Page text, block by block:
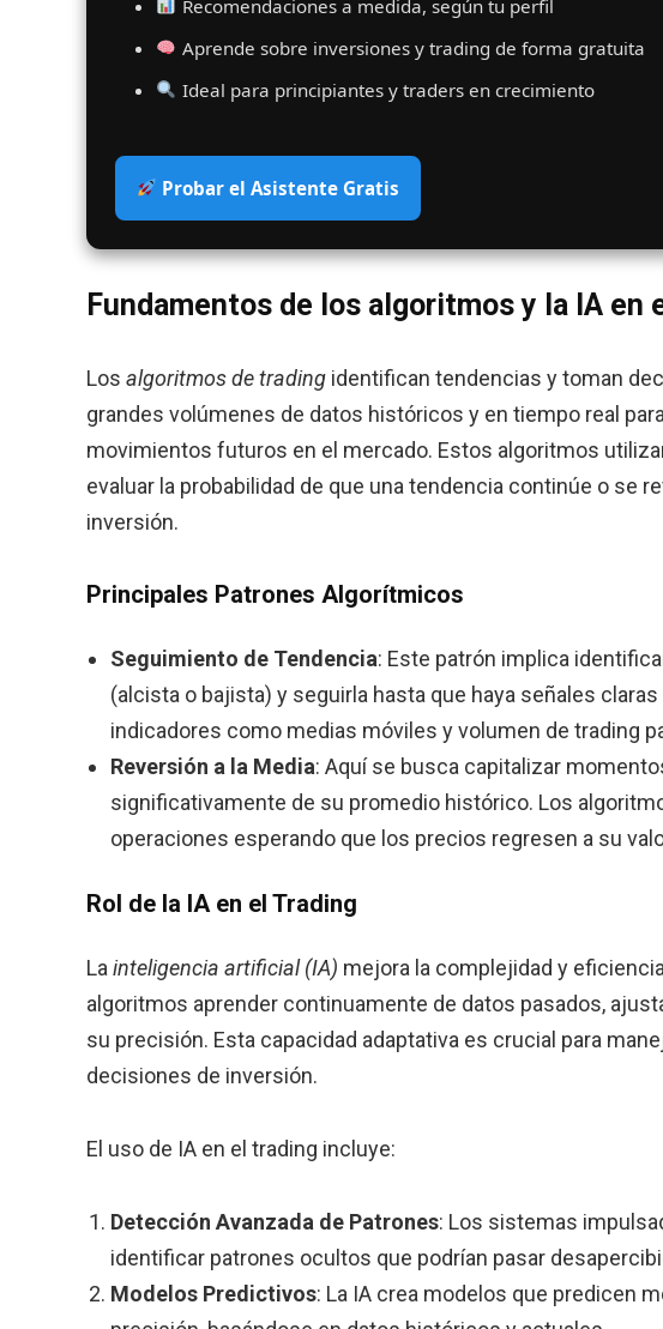
Recomendaciones a medida, según tu perfil
Aprende sobre inversiones y trading de forma gratuita
Ideal para principiantes y traders en crecimiento
Probar el Asistente Gratis
Fundamentos de los algoritmos y la IA en
Los algoritmos de trading identifican tendencias y toman
grandes volúmenes de datos históricos y en tiempo real
movimientos futuros en el mercado. Estos algoritmos
evaluar la probabilidad de que una tendencia continúe o se
inversión.
Principales Patrones Algorítmicos
Seguimiento de Tendencia: Este patrón implica
(alcista o bajista) y seguirla hasta que haya señales
indicadores como medias móviles y volumen de trading
Reversión a la Media: Aquí se busca capitalizar
significativamente de su promedio histórico. Los
operaciones esperando que los precios regresen a su
Rol de la IA en el Trading
La inteligencia artificial (IA) mejora la complejidad y
algoritmos aprender continuamente de datos pasados,
su precisión. Esta capacidad adaptativa es crucial para
decisiones de inversión.
El uso de IA en el trading incluye:
Detección Avanzada de Patrones: Los sistemas
identificar patrones ocultos que podrían pasar
Modelos Predictivos: La IA crea modelos que predicen